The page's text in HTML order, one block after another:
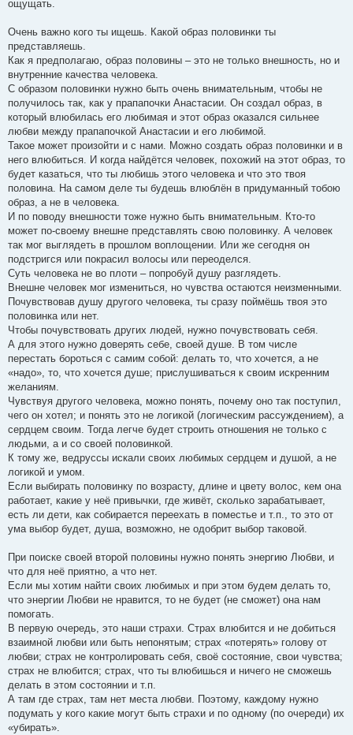
ощущать.
Очень важно кого ты ищешь. Какой образ половинки ты
представляешь.
Как я предполагаю, образ половины – это не только внешность, но и
внутренние качества человека.
С образом половинки нужно быть очень внимательным, чтобы не
получилось так, как у прапапочки Анастасии. Он создал образ, в
который влюбилась его любимая и этот образ оказался сильнее
любви между прапапочкой Анастасии и его любимой.
Такое может произойти и с нами. Можно создать образ половинки и в
него влюбиться. И когда найдётся человек, похожий на этот образ, то
будет казаться, что ты любишь этого человека и что это твоя
половина. На самом деле ты будешь влюблён в придуманный тобою
образ, а не в человека.
И по поводу внешности тоже нужно быть внимательным. Кто-то
может по-своему внешне представлять свою половинку. А человек
так мог выглядеть в прошлом воплощении. Или же сегодня он
подстригся или покрасил волосы или переоделся.
Суть человека не во плоти – попробуй душу разглядеть.
Внешне человек мог измениться, но чувства остаются неизменными.
Почувствовав душу другого человека, ты сразу поймёшь твоя это
половинка или нет.
Чтобы почувствовать других людей, нужно почувствовать себя.
А для этого нужно доверять себе, своей душе. В том числе
перестать бороться с самим собой: делать то, что хочется, а не
«надо», то, что хочется душе; прислушиваться к своим искренним
желаниям.
Чувствуя другого человека, можно понять, почему оно так поступил,
чего он хотел; и понять это не логикой (логическим рассуждением), а
сердцем своим. Тогда легче будет строить отношения не только с
людьми, а и со своей половинкой.
К тому же, ведруссы искали своих любимых сердцем и душой, а не
логикой и умом.
Если выбирать половинку по возрасту, длине и цвету волос, кем она
работает, какие у неё привычки, где живёт, сколько зарабатывает,
есть ли дети, как собирается переехать в поместье и т.п., то это от
ума выбор будет, душа, возможно, не одобрит выбор таковой.
При поиске своей второй половины нужно понять энергию Любви, и
что для неё приятно, а что нет.
Если мы хотим найти своих любимых и при этом будем делать то,
что энергии Любви не нравится, то не будет (не сможет) она нам
помогать.
В первую очередь, это наши страхи. Страх влюбится и не добиться
взаимной любви или быть непонятым; страх «потерять» голову от
любви; страх не контролировать себя, своё состояние, свои чувства;
страх не влюбится; страх, что ты влюбишься и ничего не сможешь
делать в этом состоянии и т.п.
А там где страх, там нет места любви. Поэтому, каждому нужно
подумать у кого какие могут быть страхи и по одному (по очереди) их
«убирать».